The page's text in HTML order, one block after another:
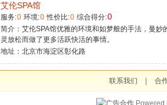
艾伦SPA馆
服务:0 环境:0 性价比:0 综合得分:0
简介：艾伦SPA馆优雅的环境和如梦般的手法，曼
灵放松而做了更多活跃快活的事情。
地址：北京市海淀区彰化路
联系我们 合
Powered